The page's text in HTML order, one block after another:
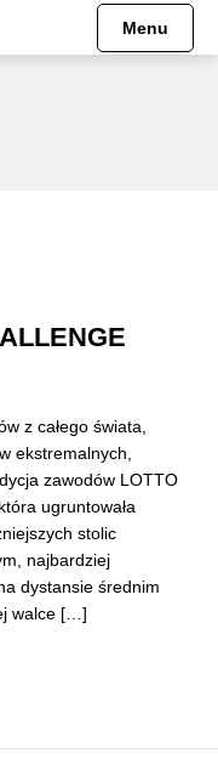
Menu
z całego świata,
ekstremalnych,
zawodów LOTTO
ugruntowała
stolic
najbardziej
dystansie średnim
walce […]